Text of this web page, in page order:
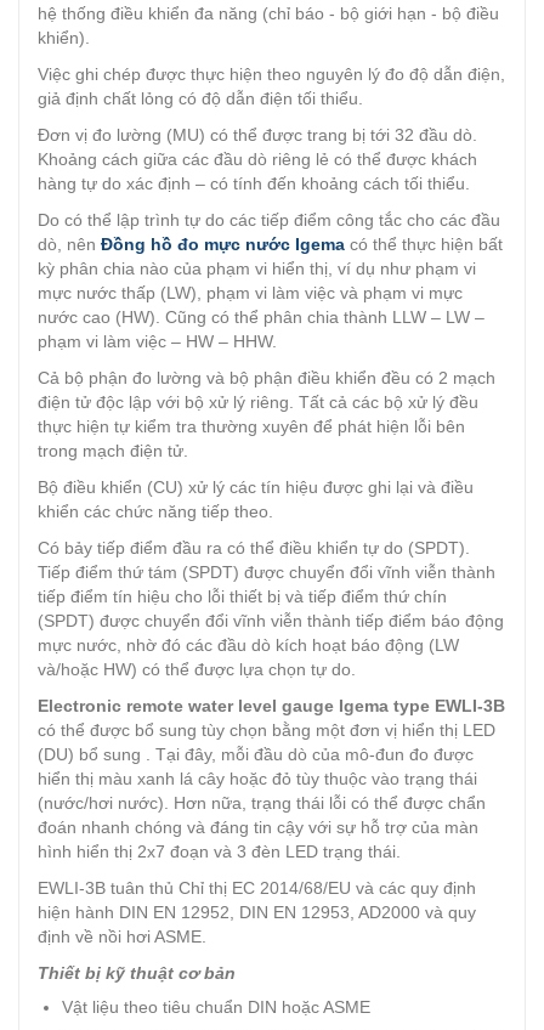
hệ thống điều khiển đa năng (chỉ báo - bộ giới hạn - bộ điều
khiển).
Việc ghi chép được thực hiện theo nguyên lý đo độ dẫn điện,
giả định chất lỏng có độ dẫn điện tối thiểu.
Đơn vị đo lường (MU) có thể được trang bị tới 32 đầu dò.
Khoảng cách giữa các đầu dò riêng lẻ có thể được khách
hàng tự do xác định – có tính đến khoảng cách tối thiểu.
Do có thể lập trình tự do các tiếp điểm công tắc cho các đầu
dò, nên Đồng hồ đo mực nước Igema có thể thực hiện bất
kỳ phân chia nào của phạm vi hiển thị, ví dụ như phạm vi
mực nước thấp (LW), phạm vi làm việc và phạm vi mực
nước cao (HW). Cũng có thể phân chia thành LLW – LW –
phạm vi làm việc – HW – HHW.
Cả bộ phận đo lường và bộ phận điều khiển đều có 2 mạch
điện tử độc lập với bộ xử lý riêng. Tất cả các bộ xử lý đều
thực hiện tự kiểm tra thường xuyên để phát hiện lỗi bên
trong mạch điện tử.
Bộ điều khiển (CU) xử lý các tín hiệu được ghi lại và điều
khiển các chức năng tiếp theo.
Có bảy tiếp điểm đầu ra có thể điều khiển tự do (SPDT).
Tiếp điểm thứ tám (SPDT) được chuyển đổi vĩnh viễn thành
tiếp điểm tín hiệu cho lỗi thiết bị và tiếp điểm thứ chín
(SPDT) được chuyển đổi vĩnh viễn thành tiếp điểm báo động
mực nước, nhờ đó các đầu dò kích hoạt báo động (LW
và/hoặc HW) có thể được lựa chọn tự do.
Electronic remote water level gauge Igema type EWLI-3B
có thể được bổ sung tùy chọn bằng một đơn vị hiển thị LED
(DU) bổ sung . Tại đây, mỗi đầu dò của mô-đun đo được
hiển thị màu xanh lá cây hoặc đỏ tùy thuộc vào trạng thái
(nước/hơi nước). Hơn nữa, trạng thái lỗi có thể được chẩn
đoán nhanh chóng và đáng tin cậy với sự hỗ trợ của màn
hình hiển thị 2x7 đoạn và 3 đèn LED trạng thái.
EWLI-3B tuân thủ Chỉ thị EC 2014/68/EU và các quy định
hiện hành DIN EN 12952, DIN EN 12953, AD2000 và quy
định về nồi hơi ASME.
Thiết bị kỹ thuật cơ bản
Vật liệu theo tiêu chuẩn DIN hoặc ASME